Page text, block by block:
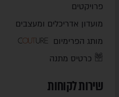
פרויקטים
מועדון אדריכלים ומעצבים
מותג הפרימיום
כרטיס מתנה
שירות לקוחות